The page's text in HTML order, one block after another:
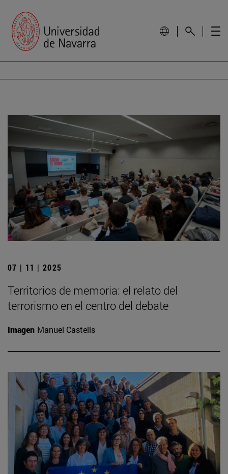
07 | 11 | 2025
Territorios de memoria: el relato del
terrorismo en el centro del debate
Imagen Manuel Castells